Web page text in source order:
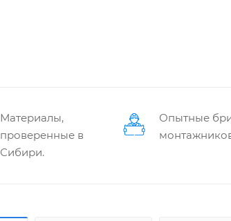
Материалы,
проверенные в
Сибири.
Опытные